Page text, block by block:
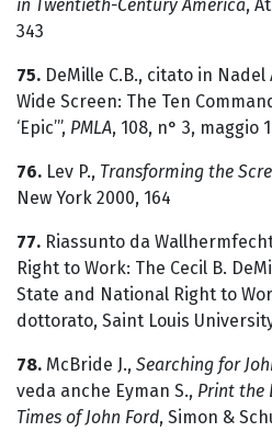
in Twentieth-Century America,
343
75. DeMille C.B., citato in Nadel
Wide Screen: The Ten
‘Epic’”, PMLA, 108, n° 3, maggio
76. Lev P., Transforming the
New York 2000, 164
77. Riassunto da
Right to Work: The Cecil B.
State and National Right to
dottorato, Saint Louis
78. McBride J., Searching for
veda anche Eyman S., Print the
Times of John Ford, Simon &